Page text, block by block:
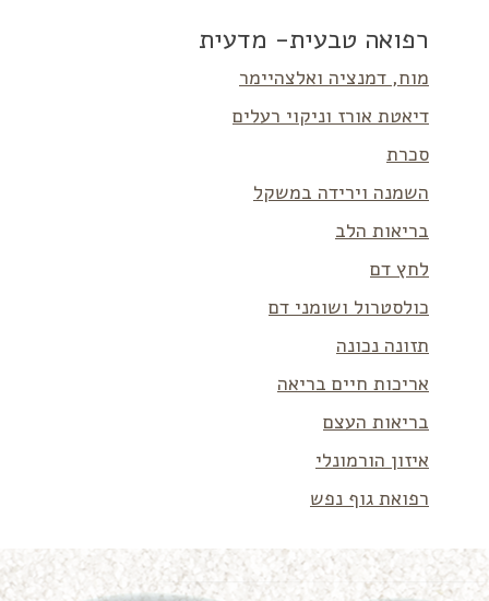
רפואה טבעית- מדעית
מוח, דמנציה ואלצהיימר
דיאטת אורז וניקוי רעלים
סכרת
השמנה וירידה במשקל
בריאות הלב
לחץ דם
כולסטרול ושומני דם
תזונה נכונה
אריכות חיים בריאה
בריאות העצם
איזון הורמונלי
רפואת גוף נפש